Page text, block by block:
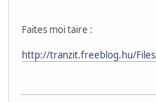
Faites moi taire :
http://tranzit.freeblog.hu/